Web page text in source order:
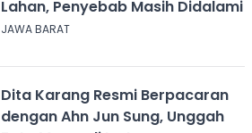
Lahan, Penyebab Masih Didalami
JAWA BARAT
Dita Karang Resmi Berpacaran
dengan Ahn Jun Sung, Unggah